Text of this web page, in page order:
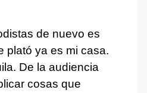
de nuevo es
plató ya es mi casa.
De la audiencia
cosas que